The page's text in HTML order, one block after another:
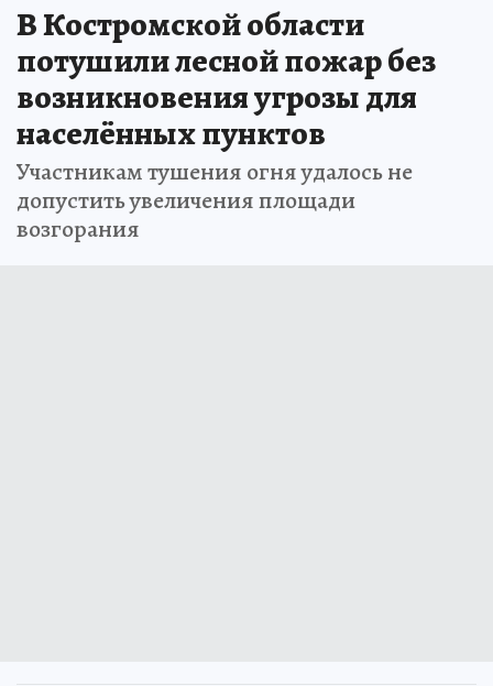
В Костромской области
потушили лесной пожар без
возникновения угрозы для
населённых пунктов
Участникам тушения огня удалось не
допустить увеличения площади
возгорания